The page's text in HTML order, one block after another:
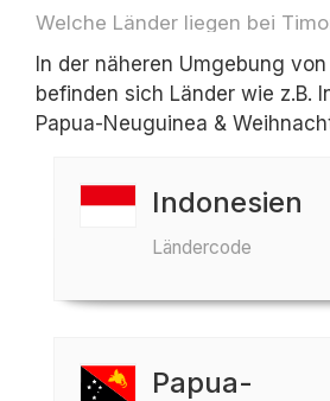
In der näheren Umgebung
befinden sich Länder wie z.B.
Papua-Neuguinea &
Indonesien
Ländercode
Papua-